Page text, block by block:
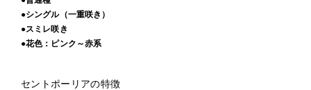
●シングル（一重咲き）
●スミレ咲き
●花色：ピンク～赤系
セントポーリアの特徴